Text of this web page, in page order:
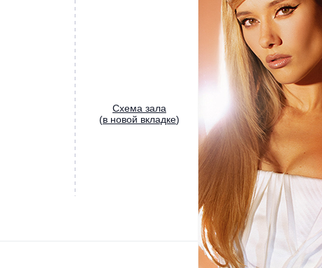
Cхема зала
(в новой вкладке)